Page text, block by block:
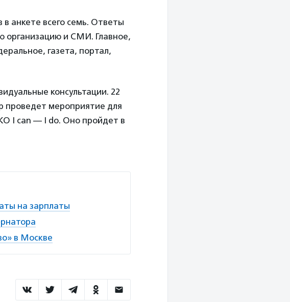
анкете всего семь. Ответы
организацию и СМИ. Главное,
газета, портал,
консультации. 22
проведет мероприятие для
I can — I do. Оно пройдет в
на зарплаты
в Москве